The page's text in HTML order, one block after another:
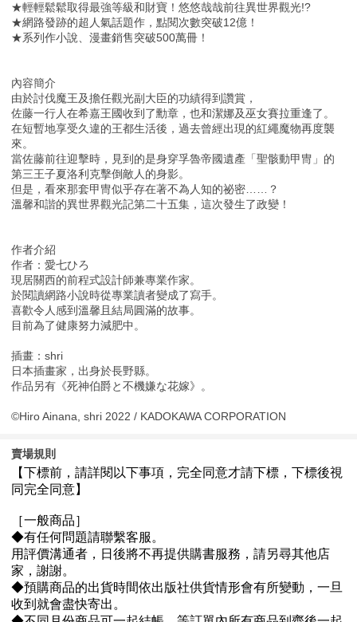
★輕輕鬆鬆取得最強等級和財寶！悠悠哉哉前往異世界觀光!?
★網路發跡的超人氣話題作，點閱次數突破12億！
★系列作小說、漫畫銷售突破500萬冊！
內容簡介
由於討伐魔王及擔任觀光副大臣的功績得到讚賞，
佐藤一行人在希嘉王國收到了勳章，也和潔娜及巫女賽拉重逢了。
在短暫地享受久違的王都生活後，過去曾經出現的紅繩魔物再度襲
來。
當佐藤前往迎擊時，見到的是身穿孚魯帝國遺產「聖骸動甲冑」的
第三王子夏洛利克擊倒敵人的身影。
但是，看來那套甲冑似乎存在著不為人知的祕密……？
溫馨和諧的異世界觀光記第二十五集，這次發生了政變！
作者介紹
作者：愛七ひろ
現居關西的前程式設計師兼專業作家。
於閱讀網路小說時從專業讀者變成了寫手。
喜歡令人感到溫馨且結局圓滿的故事。
目前為了健康努力減肥中。
插畫：shri
日本插畫家，出身於長野縣。
作品另有《死神伯爵と不機嫌な花嫁》。
©Hiro Ainana, shri 2022 / KADOKAWA CORPORATION
賣場規則